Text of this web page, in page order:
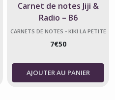
Carnet de notes Jiji &
Radio – B6
CARNETS DE NOTES - KIKI LA PETITE
7€50
AJOUTER AU PANIER